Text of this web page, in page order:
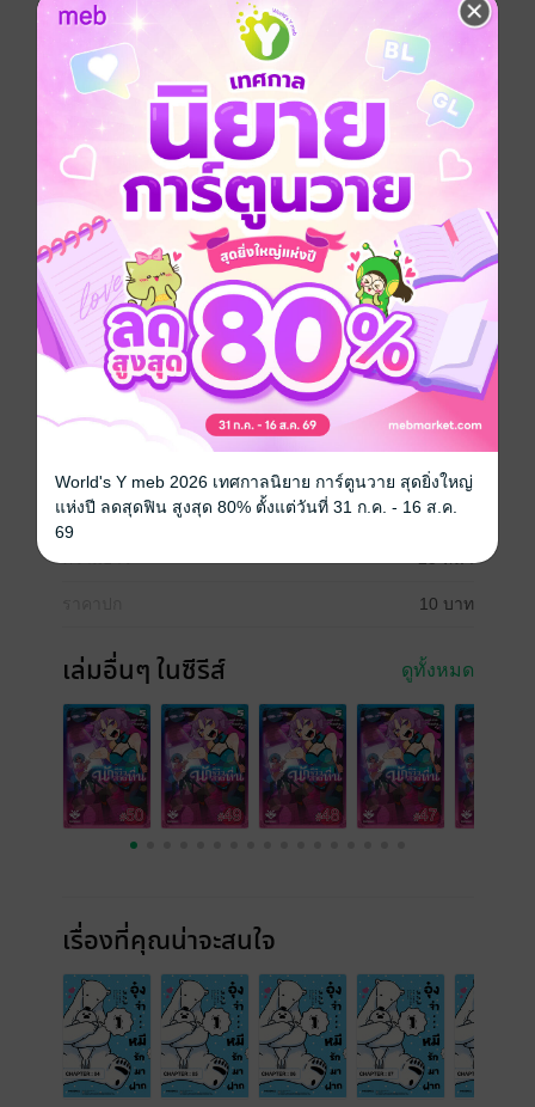
เรื่องราวการเดินทางของลูกผู้ชายตัวจริง (แต่บางตัวก็ไม่
จริง!?)
ที่แน่วแน่และมั่นคงบนถนนสายโลกีย์อย่างไม่ย่อท้อ...
เมื่อพวกเขาจำต้องเขียนรีวิวเพื่อหาตังค์มาประทังความหิว
ประทังความหื่นต่างหาก! เพื่อที่จะได้ไปเที่ยวสถานที่กามๆ
ต่อไปยังไงเล่า!
ความฮาจั๊กจี้ดีกรี 18+ ในแบบที่หาอ่านที่ไหนไม่ได้!!
กับแหล่งท่องเที่ยวใต้สะดือของหลากหลายเผ่าพันธุ์ที่ไม่เคย
ถูกเปิดเผยที่ไหน!
การ์ตูนญี่ปุ่น หนังสือแปล ตลก การ์ตูนแก๊ก
ทะลึ่ง
ซีรีส์ เผ่าสยิวกับนักรีวิวสายหื่น (รายตอน ฉบับ V-Scroll)
วันที่วางขาย 14 ธันวาคม 2567
10 บาท
เล่มอื่นๆ ในซีรีส์ ดูทั้งหมด
เรื่องที่คุณน่าจะสนใจ
World's Y meb 2026 เทศกาลนิยาย การ์ตูนวาย สุดยิ่งใหญ่
แห่งปี ลดสุดฟิน สูงสุด 80% ตั้งแต่วันที่ 31 ก.ค. - 16 ส.ค.
69